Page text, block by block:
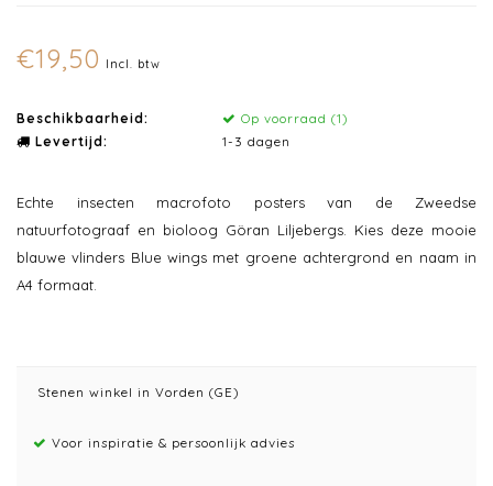
€19,50 Incl. btw
Beschikbaarheid:
Op voorraad (1)
Levertijd:
1-3 dagen
Echte insecten macrofoto posters van de Zweedse
natuurfotograaf en bioloog Göran Liljebergs. Kies deze mooie
blauwe vlinders Blue wings met groene achtergrond en naam in
A4 formaat.
Stenen winkel in Vorden (GE)
Voor inspiratie & persoonlijk advies